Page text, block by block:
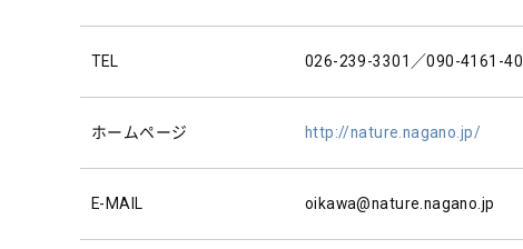
TEL 026-239-3301／090-4161-
ホームページ http://nature.nagano.jp/
E-MAIL oikawa@nature.nagano.jp